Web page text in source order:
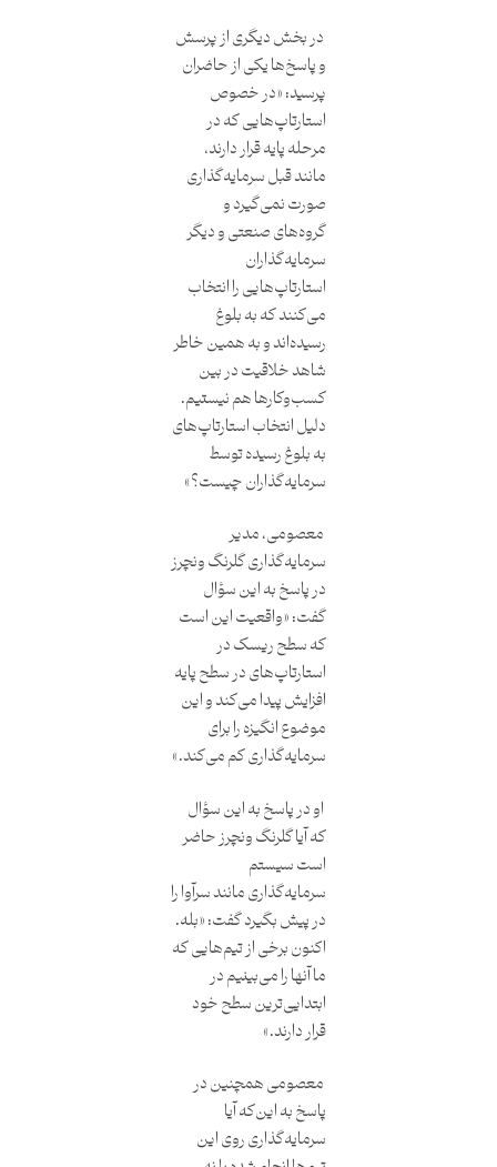
در بخش دیگری از پرسش
و پاسخ‌ها یکی از حاضران
پرسید: «در خصوص
استارتاپ‌هایی که در
مرحله پایه قرار دارند،
مانند قبل سرمایه‌گذاری
صورت نمی‌گیرد و
گروه‌های صنعتی و دیگر
سرمایه‌گذاران
استارتاپ‌هایی را انتخاب
می‌کنند که به بلوغ
رسیده‌اند و به همین خاطر
شاهد خلاقیت در بین
کسب‌وکارها هم نیستیم.
دلیل انتخاب استارتاپ‌های
به‌ بلوغ رسیده توسط
سرمایه‌گذاران چیست؟»
معصومی، مدیر
سرمایه‌گذاری گلرنگ ونچرز
در پاسخ به این سؤال
گفت: «واقعیت این است
که سطح ریسک در
استارتاپ‌های در سطح پایه
افزایش پیدا می‌کند و این
موضوع انگیزه را برای
سرمایه‌گذاری کم می‌کند.»
او در پاسخ به این سؤال
که آیا گلرنگ ونچرز حاضر
است سیستم
سرمایه‌گذاری مانند سرآوا را
در پیش بگیرد گفت: «بله.
اکنون برخی از تیم‌هایی که
ما آنها را می‌بینیم در
ابتدایی‌ترین سطح خود
قرار دارند.»
معصومی همچنین در
پاسخ به این‌که آیا
سرمایه‌گذاری روی این